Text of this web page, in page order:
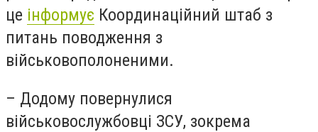
це інформує Координаційний штаб з
питань поводження з
військовополоненими.
– Додому повернулися
військовослужбовці ЗСУ, зокрема